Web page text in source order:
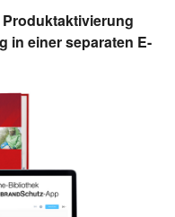
in einer separaten E-